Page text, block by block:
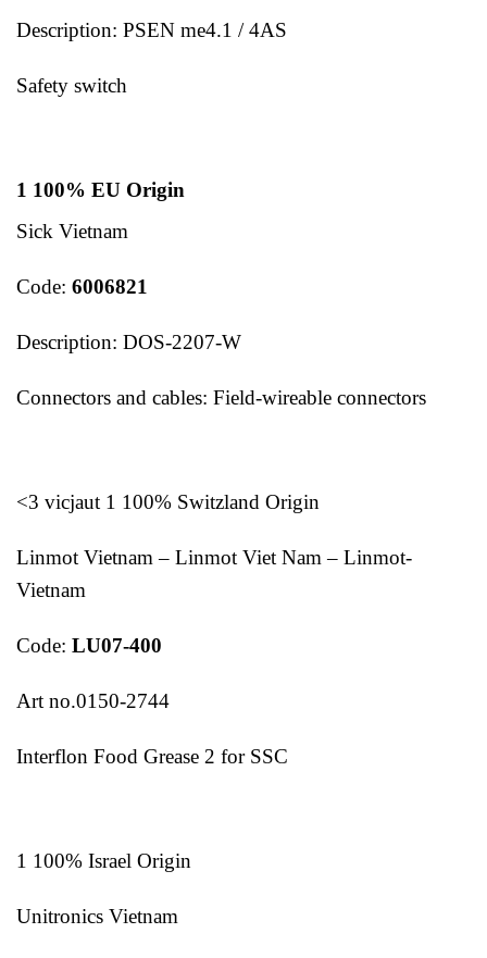
Description: PSEN me4.1 / 4AS
Safety switch
1 100% EU Origin
Sick Vietnam
Code: 6006821
Description: DOS-2207-W
Connectors and cables: Field-wireable connectors
<3 vicjaut 1 100% Switzland Origin
Linmot Vietnam – Linmot Viet Nam – Linmot-
Vietnam
Code: LU07-400
Art no.0150-2744
Interflon Food Grease 2 for SSC
1 100% Israel Origin
Unitronics Vietnam